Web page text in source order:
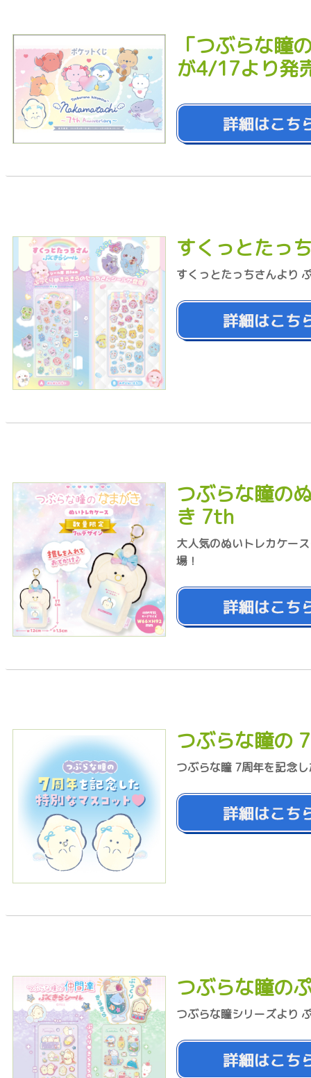
「つぶらな瞳
が4/17より発
すくっとたっ
すくっとたっちさんより
つぶらな瞳の
き 7th
大人気のぬいトレカケー
場！
つぶらな瞳の
つぶらな瞳 7周年を記念
つぶらな瞳の
つぶらな瞳シリーズより